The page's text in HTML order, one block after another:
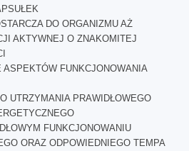
DO ORGANIZMU AŻ
AKTYWNEJ O ZNAKOMITEJ
ASPEKTÓW FUNKCJONOWANIA
UTRZYMANIA PRAWIDŁOWEGO
FUNKCJONOWANIU
ORAZ ODPOWIEDNIEGO TEMPA